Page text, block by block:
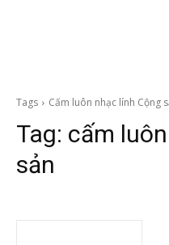
Tags Cấm luôn nhạc lính Cộng
Tag: cấm
sản